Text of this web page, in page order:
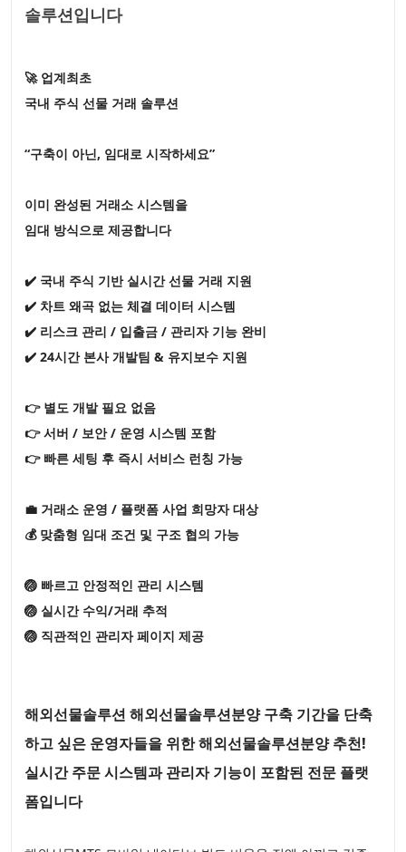
솔루션입니다
🚀 업계최초
국내 주식 선물 거래 솔루션
“구축이 아닌, 임대로 시작하세요”
이미 완성된 거래소 시스템을
임대 방식으로 제공합니다
✔️ 국내 주식 기반 실시간 선물 거래 지원
✔️ 차트 왜곡 없는 체결 데이터 시스템
✔️ 리스크 관리 / 입출금 / 관리자 기능 완비
✔️ 24시간 본사 개발팀 & 유지보수 지원
👉 별도 개발 필요 없음
👉 서버 / 보안 / 운영 시스템 포함
👉 빠른 세팅 후 즉시 서비스 런칭 가능
💼 거래소 운영 / 플랫폼 사업 희망자 대상
💰 맞춤형 임대 조건 및 구조 협의 가능
🏐 빠르고 안정적인 관리 시스템
🏐 실시간 수익/거래 추적
🏐 직관적인 관리자 페이지 제공
해외선물솔루션 해외선물솔루션분양 구축 기간을 단축
하고 싶은 운영자들을 위한 해외선물솔루션분양 추천!
실시간 주문 시스템과 관리자 기능이 포함된 전문 플랫
폼입니다